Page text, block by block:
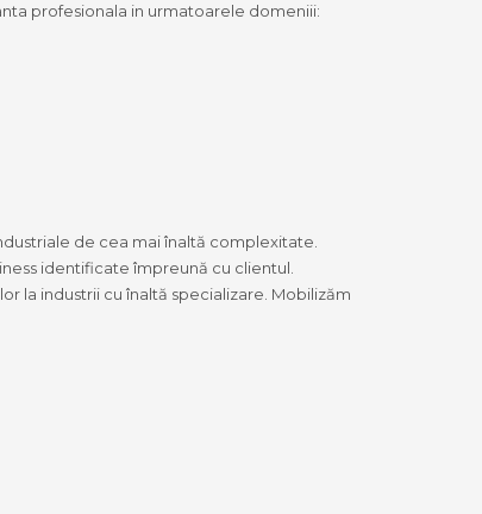
profesionala in urmatoarele domeniii:
de cea mai înaltă complexitate.
identificate împreună cu clientul.
la industrii cu înaltă specializare. Mobilizăm